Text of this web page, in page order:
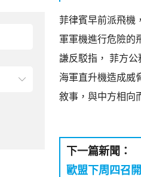
菲律賓早前派飛機
軍軍機進行危險的
謙反駁指， 菲方
海軍直升機造成威
敘事，與中方相向
下一篇新聞：
歐盟下周四召開特別